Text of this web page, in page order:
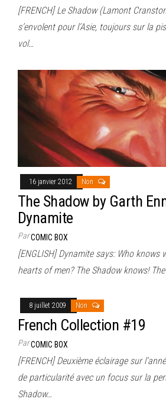
[FRENCH] Le Shadow (Lamont
s’envolent pour l’Asie, toujours sur la
vol…
16 janvier 2012 Non
The Shadow by Garth
Dynamite
ParCOMIC BOX
[ENGLISH] Dynamite says: Who knows
hearts of men? The Shadow knows!
8 juillet 2009 Non
French Collection #19
ParCOMIC BOX
[FRENCH] Deuxième éclairage sur
de particularité avec un focus sur la
Shadow…